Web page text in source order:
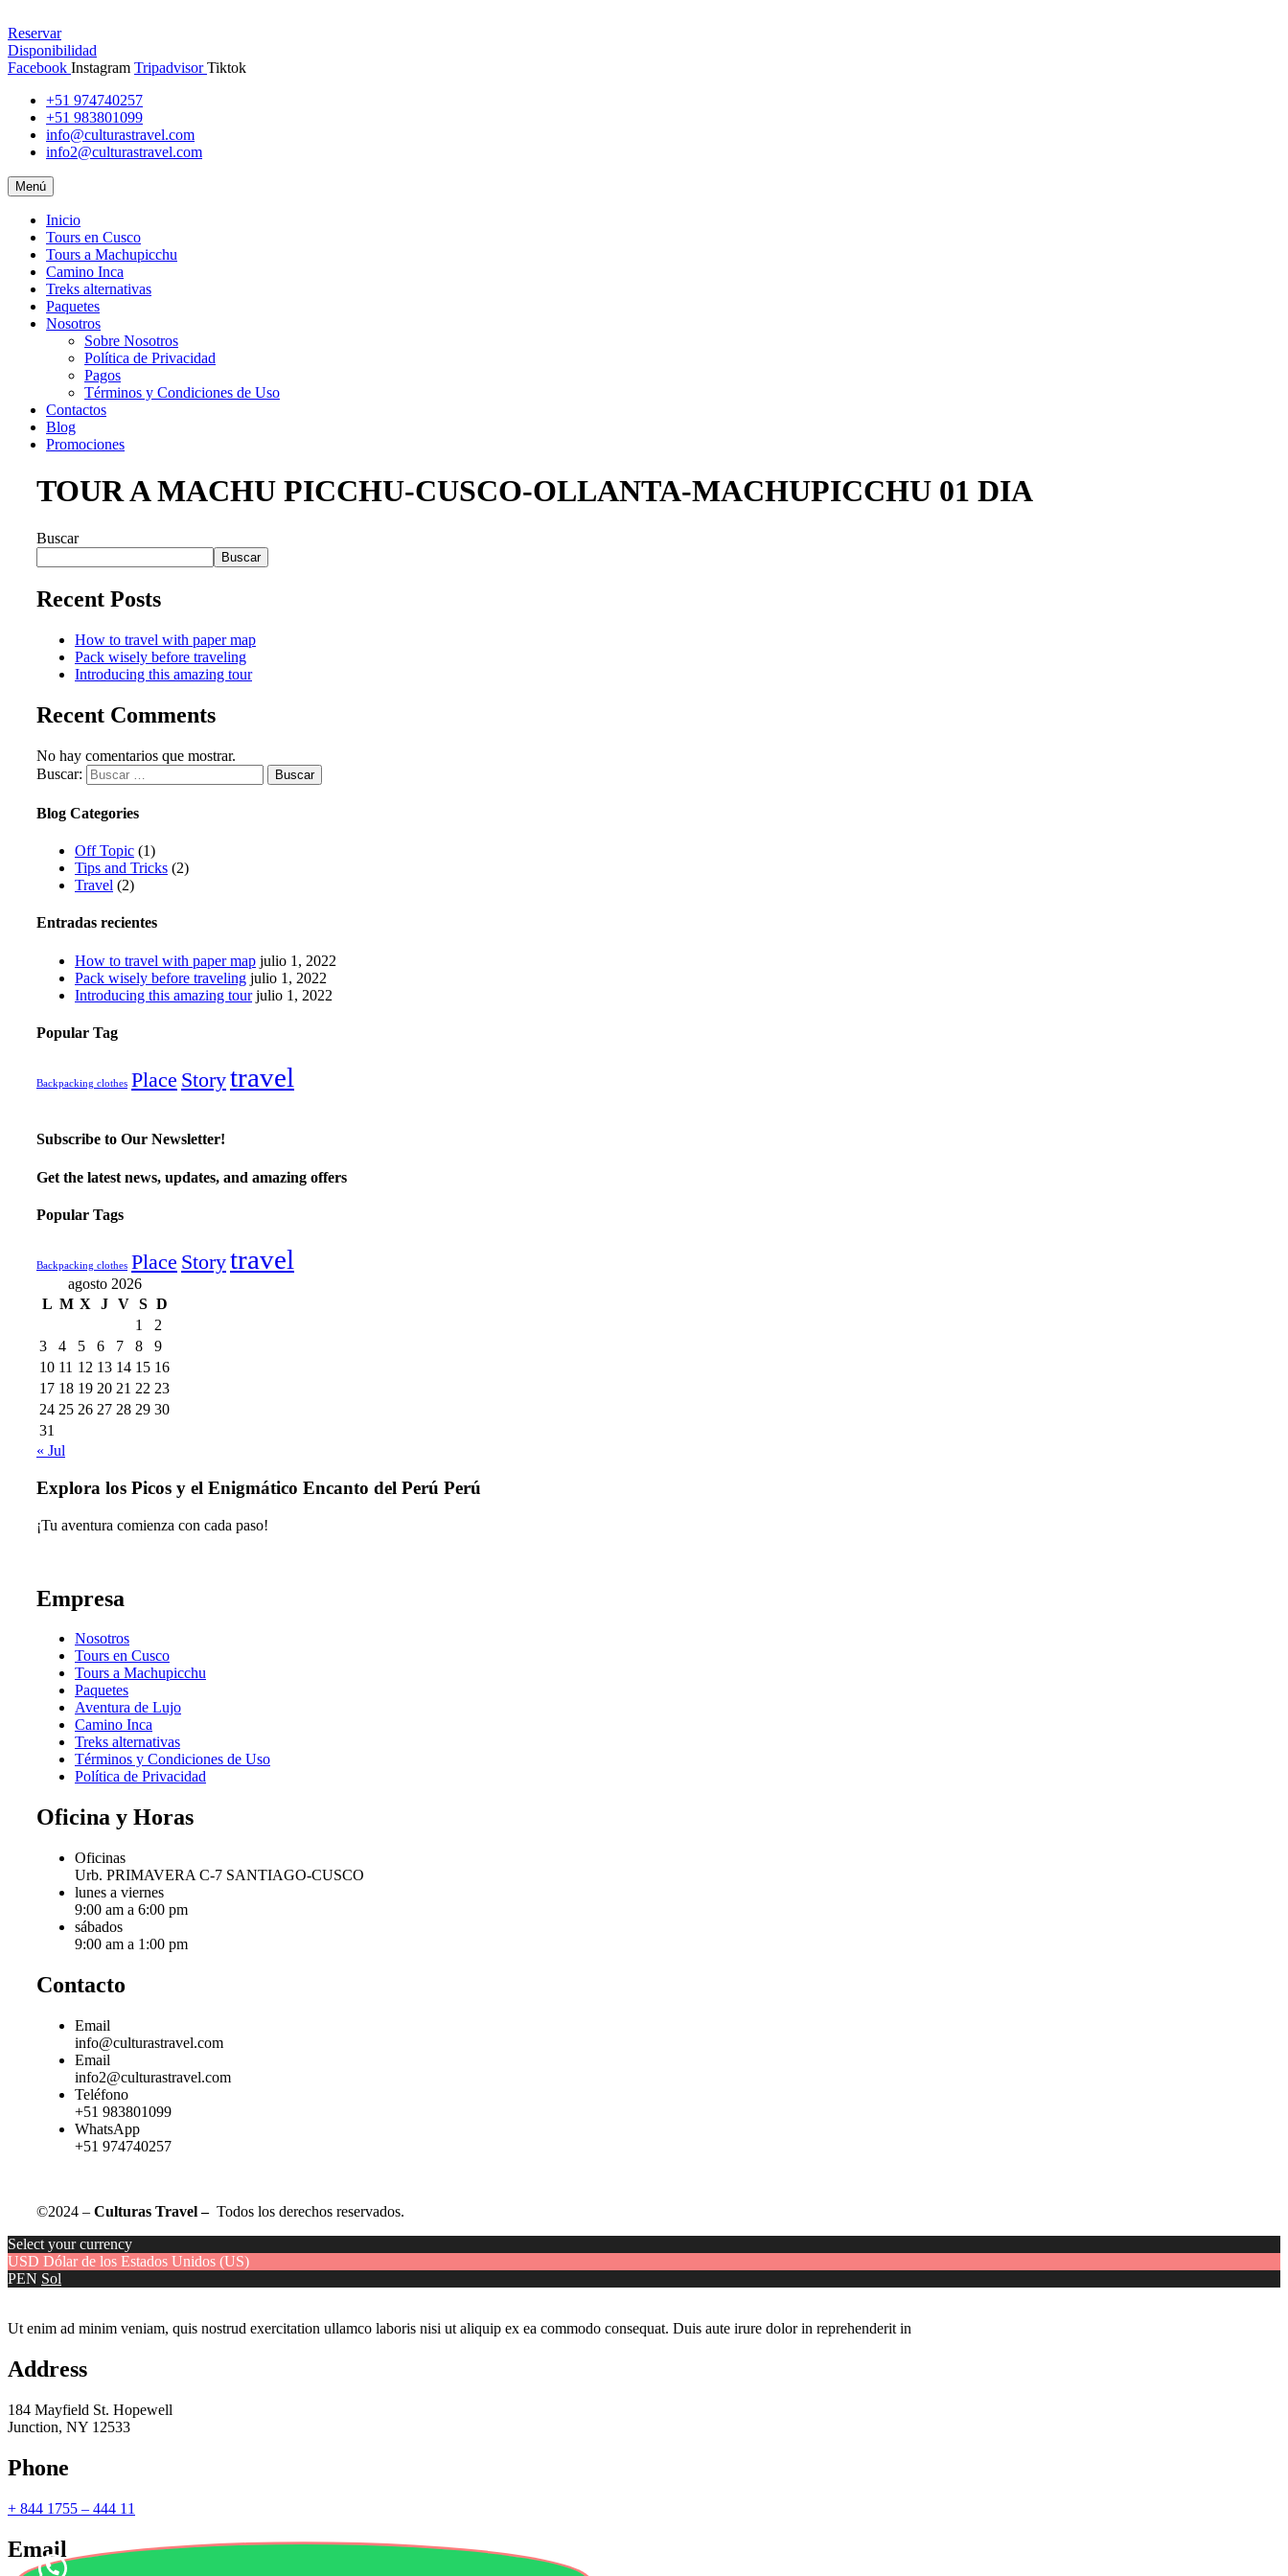
Reservar
Disponibilidad
Facebook Instagram Tripadvisor Tiktok
+51 974740257
+51 983801099
info@culturastravel.com
info2@culturastravel.com
Menú
Inicio
Tours en Cusco
Tours a Machupicchu
Camino Inca
Treks alternativas
Paquetes
Nosotros
Sobre Nosotros
Política de Privacidad
Pagos
Términos y Condiciones de Uso
Contactos
Blog
Promociones
TOUR A MACHU PICCHU-CUSCO-OLLANTA-MACHUPICCHU 01 DIA
Buscar
Buscar
Recent Posts
How to travel with paper map
Pack wisely before traveling
Introducing this amazing tour
Recent Comments
No hay comentarios que mostrar.
Buscar:
Blog Categories
Off Topic (1)
Tips and Tricks (2)
Travel (2)
Entradas recientes
How to travel with paper map julio 1, 2022
Pack wisely before traveling julio 1, 2022
Introducing this amazing tour julio 1, 2022
Popular Tag
Backpacking clothes Place Storytravel
Subscribe to Our Newsletter!
Get the latest news, updates, and amazing offers
Popular Tags
Backpacking clothes Place Storytravel
agosto 2026
L M X J V S D
1
2
3
4 5 6 7 8
9
10 11 12 13 14 15 16
17 18 19 20 21 22 23
24 25 26 27 28 29 30
31
« Jul
Explora los Picos y el Enigmático Encanto del Perú Perú
¡Tu aventura comienza con cada paso!
Empresa
Nosotros
Tours en Cusco
Tours a Machupicchu
Paquetes
Aventura de Lujo
Camino Inca
Treks alternativas
Términos y Condiciones de Uso
Política de Privacidad
Oficina y Horas
Oficinas
Urb. PRIMAVERA C-7 SANTIAGO-CUSCO
lunes a viernes
9:00 am a 6:00 pm
sábados
9:00 am a 1:00 pm
Contacto
Email
info@culturastravel.com
Email
info2@culturastravel.com
Teléfono
+51 983801099
WhatsApp
+51 974740257
©2024 – Culturas Travel – Todos los derechos reservados.
Select your currency
USD Dólar de los Estados Unidos (US)
PEN Sol
Ut enim ad minim veniam, quis nostrud exercitation ullamco laboris nisi ut aliquip ex ea commodo consequat. Duis aute irure dolor in reprehenderit in
Address
184 Mayfield St. Hopewell
Junction, NY 12533
Phone
+ 844 1755 – 444 11
Email